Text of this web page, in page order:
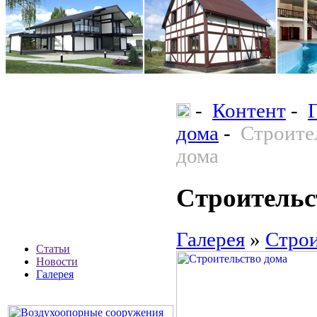
Статьи
Новости
Галерея
- Контент -
дома -
дома
Галерея »